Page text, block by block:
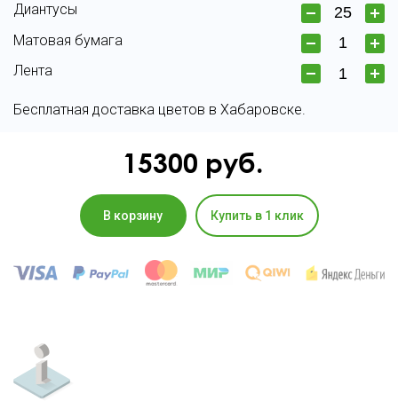
Диантусы
Матовая бумага
Лента
Бесплатная доставка цветов в Хабаровске.
15300 руб.
В корзину Купить в 1 клик